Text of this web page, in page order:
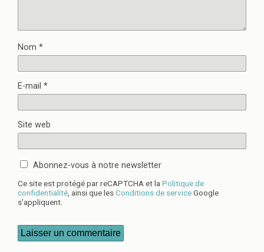
Nom *
E-mail *
Site web
Abonnez-vous à notre newsletter
Ce site est protégé par reCAPTCHA et la Politique de
confidentialité , ainsi que lesConditions de serviceGoogle
s’appliquent.